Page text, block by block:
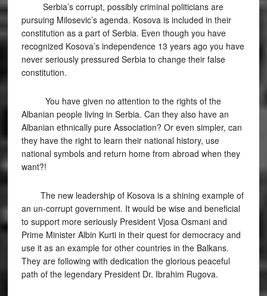
Serbia’s corrupt, possibly criminal politicians are
pursuing Milosevic’s agenda. Kosova is included in their
constitution as a part of Serbia. Even though you have
recognized Kosova’s independence 13 years ago you have
never seriously pressured Serbia to change their false
constitution.
You have given no attention to the rights of the
Albanian people living in Serbia. Can they also have an
Albanian ethnically pure Association? Or even simpler, can
they have the right to learn their national history, use
national symbols and return home from abroad when they
want?!
The new leadership of Kosova is a shining example of
an un-corrupt government. It would be wise and beneficial
to support more seriously President Vjosa Osmani and
Prime Minister Albin Kurti in their quest for democracy and
use it as an example for other countries in the Balkans.
They are following with dedication the glorious peaceful
path of the legendary President Dr. Ibrahim Rugova.